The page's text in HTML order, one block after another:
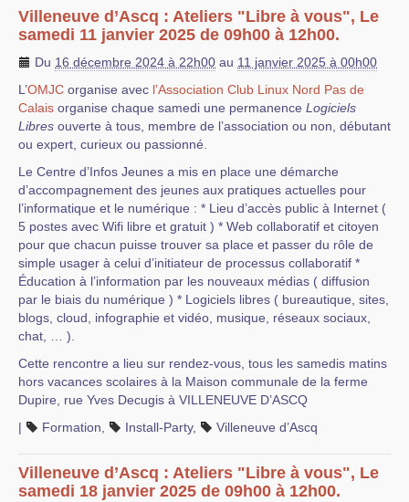
Villeneuve d’Ascq : Ateliers "Libre à vous", Le
samedi 11 janvier 2025 de 09h00 à 12h00.
Du 16 décembre 2024 à 22h00 au 11 janvier 2025 à 00h00
L’OMJC organise avec l’Association Club Linux Nord Pas de
Calais organise chaque samedi une permanence Logiciels
Libres ouverte à tous, membre de l’association ou non, débutant
ou expert, curieux ou passionné.
Le Centre d’Infos Jeunes a mis en place une démarche
d’accompagnement des jeunes aux pratiques actuelles pour
l’informatique et le numérique : * Lieu d’accès public à Internet (
5 postes avec Wifi libre et gratuit ) * Web collaboratif et citoyen
pour que chacun puisse trouver sa place et passer du rôle de
simple usager à celui d’initiateur de processus collaboratif *
Éducation à l’information par les nouveaux médias ( diffusion
par le biais du numérique ) * Logiciels libres ( bureautique, sites,
blogs, cloud, infographie et vidéo, musique, réseaux sociaux,
chat, … ).
Cette rencontre a lieu sur rendez-vous, tous les samedis matins
hors vacances scolaires à la Maison communale de la ferme
Dupire, rue Yves Decugis à VILLENEUVE D’ASCQ
|
Formation Install-Party, Villeneuve d’Ascq
Villeneuve d’Ascq : Ateliers "Libre à vous", Le
samedi 18 janvier 2025 de 09h00 à 12h00.